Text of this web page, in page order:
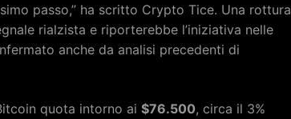
passo,” ha scritto Crypto Tice. Una rottura
rialzista e riporterebbe l’iniziativa nelle
anche da analisi precedenti di
quota intorno ai $76.500, circa il 3%